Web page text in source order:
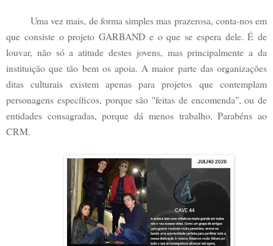
Uma vez mais, de forma simples mas prazerosa, conta-nos em
que consiste o projeto GARBAND e o que se espera dele. É de
louvar, não só a atitude destes jovens, mas principalmente a da
instituição que tão bem os apoia. A maior parte das organizações
ditas culturais existem apenas para projetos que contemplam
personagens específicos, porque são "feitas de encomenda", ou de
entidades consagradas, porque dá menos trabalho. Parabéns ao
CRM.